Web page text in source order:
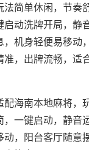
法简单休闲，节奏
启动洗牌开局，静
，机身轻便易移动
准，出牌流畅，适
配海南本地麻将，
，一键启动，静音
动，阳台客厅随意